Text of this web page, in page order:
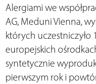
Alergiami we
AG, Meduni Vienna,
których uczestniczyło
europejskich
syntetycznie
pierwszym rok i